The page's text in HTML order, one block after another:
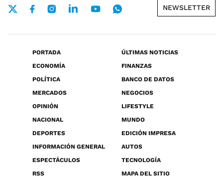
NEWSLETTER
PORTADA
ÚLTIMAS NOTICIAS
ECONOMÍA
FINANZAS
POLÍTICA
BANCO DE DATOS
MERCADOS
NEGOCIOS
OPINIÓN
LIFESTYLE
NACIONAL
MUNDO
DEPORTES
EDICIÓN IMPRESA
INFORMACIÓN GENERAL
AUTOS
ESPECTÁCULOS
TECNOLOGÍA
RSS
MAPA DEL SITIO